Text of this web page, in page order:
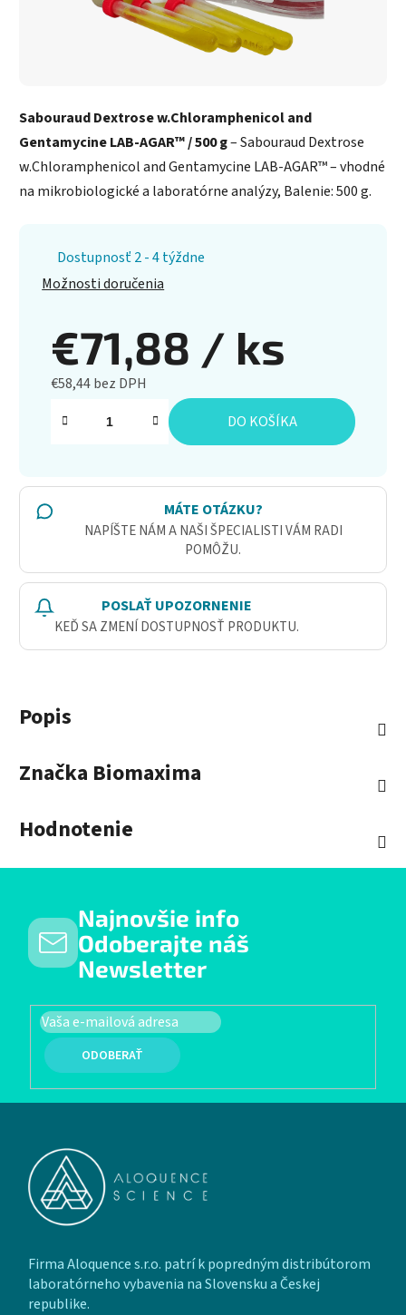
Sabouraud Dextrose w.Chloramphenicol and
Gentamycine LAB-AGAR™ / 500 g– Sabouraud Dextrose
w.Chloramphenicol and Gentamycine LAB-AGAR™ – vhodné
na mikrobiologické a laboratórne analýzy, Balenie: 500 g.
Dostupnosť 2 - 4 týždne
Možnosti doručenia
€71,88 / ks
€58,44 bez DPH
Jednotková cena:
DO KOŠÍKA
MÁTE OTÁZKU?
NAPÍŠTE NÁM A NAŠI ŠPECIALISTI VÁM RADI
POMÔŽU.
POSLAŤ UPOZORNENIE
KEĎ SA ZMENÍ DOSTUPNOSŤ PRODUKTU.
Popis
Značka Biomaxima
Hodnotenie
Najnovšie info
Odoberajte náš
Newsletter
PRIHLÁSIŤ SA
Firma Aloquence s.r.o. patrí k popredným distribútorom
laboratórneho vybavenia na Slovensku a Českej
republike.